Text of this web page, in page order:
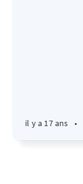
il y a 17 ans •